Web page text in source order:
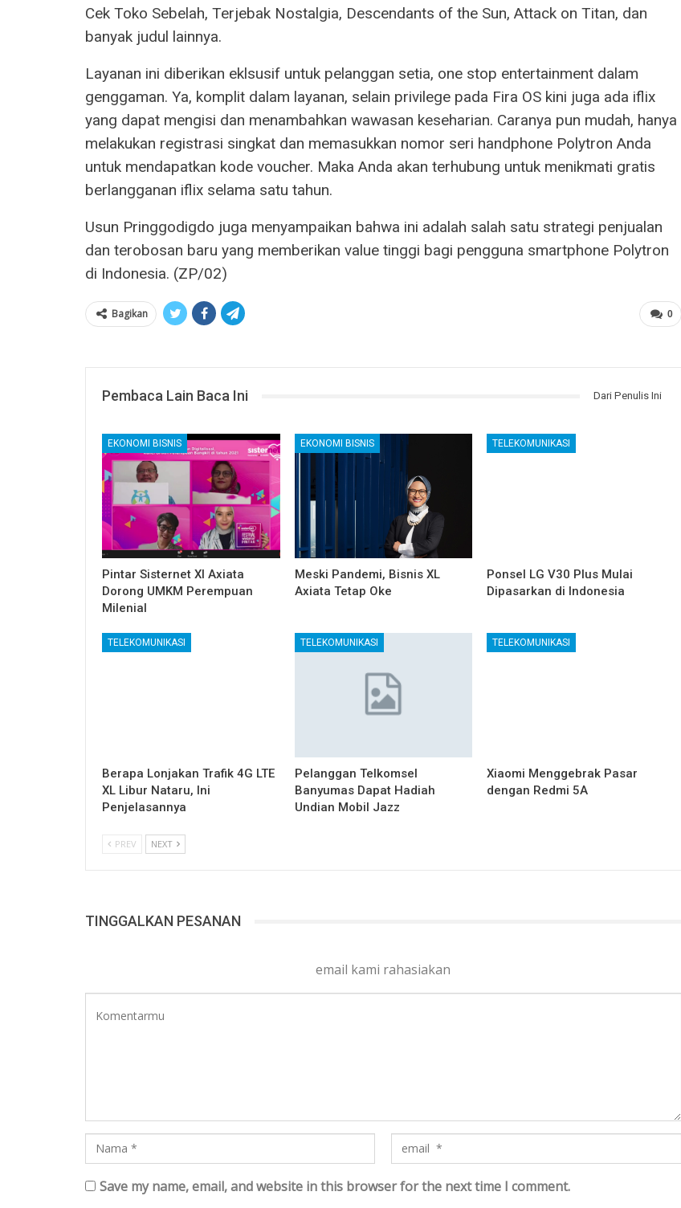
Cek Toko Sebelah, Terjebak Nostalgia, Descendants of the Sun, Attack on Titan, dan
banyak judul lainnya.
Layanan ini diberikan eklsusif untuk pelanggan setia, one stop entertainment dalam
genggaman. Ya, komplit dalam layanan, selain privilege pada Fira OS kini juga ada iflix
yang dapat mengisi dan menambahkan wawasan keseharian. Caranya pun mudah, hanya
melakukan registrasi singkat dan memasukkan nomor seri handphone Polytron Anda
untuk mendapatkan kode voucher. Maka Anda akan terhubung untuk menikmati gratis
berlangganan iflix selama satu tahun.
Usun Pringgodigdo juga menyampaikan bahwa ini adalah salah satu strategi penjualan
dan terobosan baru yang memberikan value tinggi bagi pengguna smartphone Polytron
di Indonesia. (ZP/02)
0
Bagikan
Pembaca Lain Baca Ini Dari Penulis Ini
EKONOMI BISNIS
Pintar Sisternet Xl Axiata
Dorong UMKM Perempuan
Milenial
EKONOMI BISNIS
Meski Pandemi, Bisnis XL
Axiata Tetap Oke
TELEKOMUNIKASI
Ponsel LG V30 Plus Mulai
Dipasarkan di Indonesia
TELEKOMUNIKASI
Berapa Lonjakan Trafik 4G LTE
XL Libur Nataru, Ini
Penjelasannya
TELEKOMUNIKASI
Pelanggan Telkomsel
Banyumas Dapat Hadiah
Undian Mobil Jazz
TELEKOMUNIKASI
Xiaomi Menggebrak Pasar
dengan Redmi 5A
PREV NEXT
TINGGALKAN PESANAN
email kami rahasiakan
Save my name, email, and website in this browser for the next time I comment.